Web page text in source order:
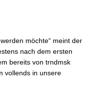
möchte“ meint der
nach dem ersten
bereits von trndmsk
vollends in unsere